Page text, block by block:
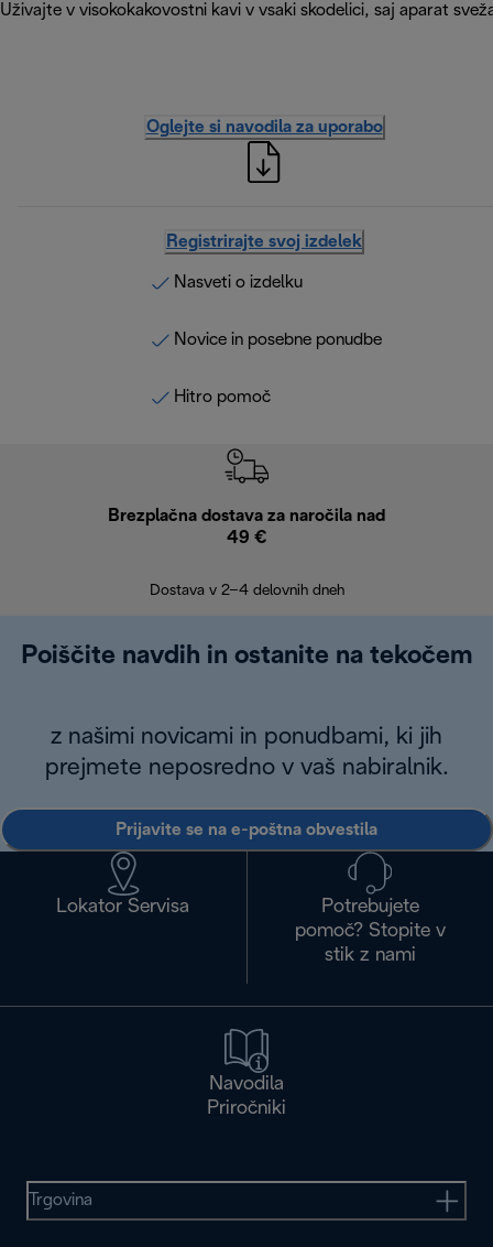
Uživajte v visokokakovostni kavi v vsaki skodelici, saj aparat
Oglejte si navodila za uporabo
Registrirajte svoj izdelek
Nasveti o izdelku
Novice in posebne ponudbe
Hitro pomoč
Brezplačna dostava za naročila nad
49 €
Dostava v 2–4 delovnih dneh
Poiščite navdih in ostanite na tekočem
z našimi novicami in ponudbami, ki jih
prejmete neposredno v vaš nabiralnik.
Prijavite se na e-poštna obvestila
Lokator Servisa
Potrebujete
pomoč? Stopite v
stik z nami
Navodila
Priročniki
Trgovina